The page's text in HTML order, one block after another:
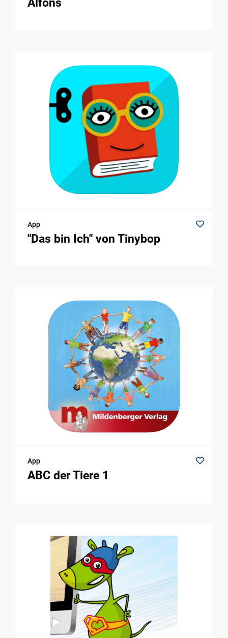
App
"Das bin Ich" von Tinybop
App
ABC der Tiere 1